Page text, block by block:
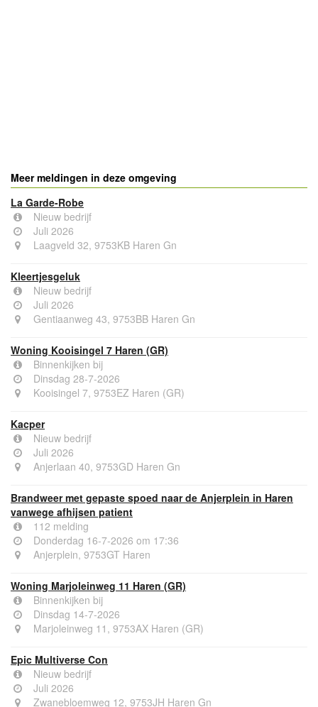
Meer meldingen in deze omgeving
La Garde-Robe
Nieuw bedrijf
Juli 2026
Laagveld 32, 9753KB Haren Gn
Kleertjesgeluk
Nieuw bedrijf
Juli 2026
Gentiaanweg 43, 9753BB Haren Gn
Woning Kooisingel 7 Haren (GR)
Binnenkijken bij
Dinsdag 28-7-2026
Kooisingel 7, 9753EZ Haren (GR)
Kacper
Nieuw bedrijf
Juli 2026
Anjerlaan 40, 9753GD Haren Gn
Brandweer met gepaste spoed naar de Anjerplein in Haren
vanwege afhijsen patient
112 melding
Donderdag 16-7-2026 om 17:36
Anjerplein, 9753GT Haren
Woning Marjoleinweg 11 Haren (GR)
Binnenkijken bij
Dinsdag 14-7-2026
Marjoleinweg 11, 9753AX Haren (GR)
Epic Multiverse Con
Nieuw bedrijf
Juli 2026
Zwanebloemweg 12, 9753JH Haren Gn